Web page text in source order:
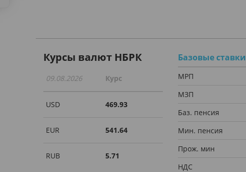
Курсы валют НБРК
09.08.2026 Курс
USD 469.93
EUR 541.64
RUB 5.71
Базовые ставки
МРП
МЗП
Баз. пенсия
Мин. пенсия
Прож. мин
НДС